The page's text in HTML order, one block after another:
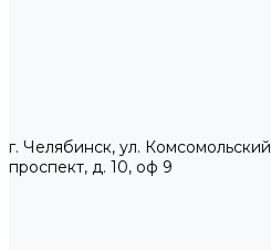
г. Челябинск, ул. Комсомольский
проспект, д. 10, оф 9